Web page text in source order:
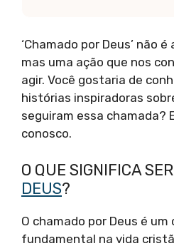
‘Chamado por Deus’ não
mas uma ação que nos
agir. Você gostaria de
histórias inspiradoras
seguiram essa chamada?
conosco.
O QUE SIGNIFICA SER
DEUS?
O chamado por Deus é um
fundamental na vida